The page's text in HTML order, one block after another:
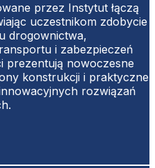
przez Instytut łączą
uczestnikom zdobycie
drogownictwa,
i zabezpieczeń
prezentują nowoczesne
konstrukcji i praktyczne
rozwiązań